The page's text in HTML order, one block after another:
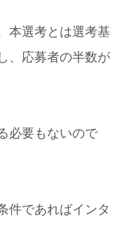
本選考とは選考基
、応募者の半数が
必要もないので
件であればインタ